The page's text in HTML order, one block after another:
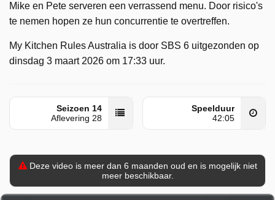
Mike en Pete serveren een verrassend menu. Door risico's
te nemen hopen ze hun concurrentie te overtreffen.
My Kitchen Rules Australia is door SBS 6 uitgezonden op
dinsdag 3 maart 2026 om 17:33 uur.
Seizoen 14
Aflevering 28
Speelduur
42:05
Deze video is meer dan 6 maanden oud en is mogelijk niet
meer beschikbaar.